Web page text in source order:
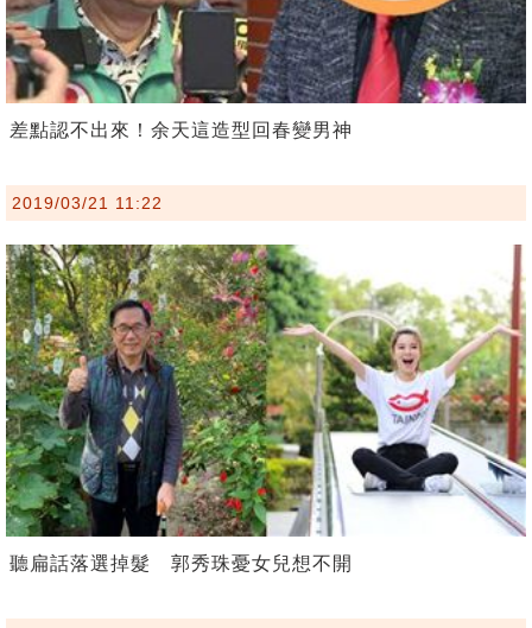
差點認不出來！余天這造型回春變男神
2019/03/21 11:22
聽扁話落選掉髮 郭秀珠憂女兒想不開